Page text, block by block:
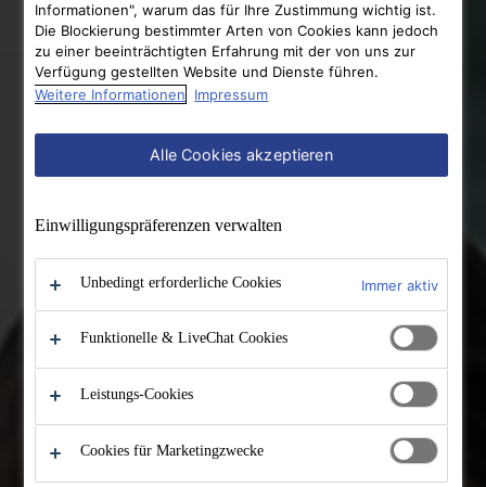
Informationen", warum das für Ihre Zustimmung wichtig ist.
Die Blockierung bestimmter Arten von Cookies kann jedoch
zu einer beeinträchtigten Erfahrung mit der von uns zur
Verfügung gestellten Website und Dienste führen.
Weitere Informationen
Impressum
Alle Cookies akzeptieren
Einwilligungs­präferenzen verwalten
Unbedingt erforderliche Cookies Immer aktiv
Funktionelle & LiveChat Cookies
Leistungs-Cookies
Cookies für Marketingzwecke